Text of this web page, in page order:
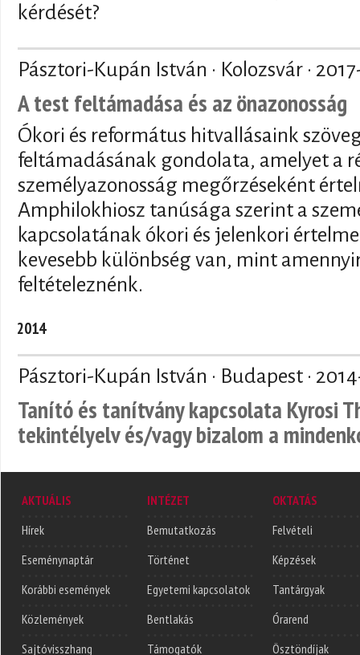
kérdését?
Pásztori-Kupán István · Kolozsvár ·
A test feltámadása és az önazonosság
Ókori és református hitvallásaink
feltámadásának gondolata, amelyet a
személyazonosság megőrzéseként
Amphilokhiosz tanúsága szerint a
kapcsolatának ókori és jelenkori
kevesebb különbség van, mint
feltételeznénk.
2014
Pásztori-Kupán István · Budapest ·
Tanító és tanítvány kapcsolata Kyrosi
tekintélyelv és/vagy bizalom a
AKTUÁLIS
Hírek
Eseménynaptár
Korábbi események
Közlemények
Sajtóvisszhang
INTÉZET
Bemutatkozás
Történet
Egyetemi kapcsolatok
Bentlakás
Támogatók
OKTATÁS
Felvételi
Képzések
Tantárgyak
Órarend
Ösztöndíjak